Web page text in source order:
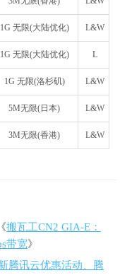
1G 无限(大陆优化) L&W
1G 无限(大陆优化) L
1G 无限(洛杉矶) L&W
5M无限(日本) L&W
3M无限(香港) L&W
搬瓦工CN2 GIA-E：
带宽》
腾讯云优惠活动、腾